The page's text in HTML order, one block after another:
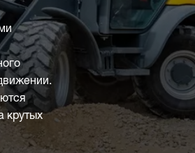
крутых